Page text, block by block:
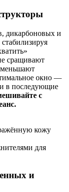
дикарбоновых и
сращивают
окно —
в последующие
с
кожу
для
и